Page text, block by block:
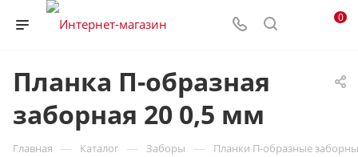
0
Планка П-образная
заборная 20 0,5 мм
Главная — Каталог — Заборы — Планки П-образные